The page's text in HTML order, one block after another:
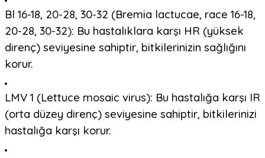
Bl 16-18, 20-28, 30-32 (Bremia lactucae, race 16-18,
20-28, 30-32): Bu hastalıklara karşı HR (yüksek
direnç) seviyesine sahiptir, bitkilerinizin sağlığını
korur.
LMV 1 (Lettuce mosaic virus): Bu hastalığa karşı IR
(orta düzey direnç) seviyesine sahiptir, bitkilerinizi
hastalığa karşı korur.